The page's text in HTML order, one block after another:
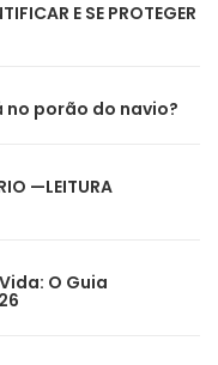
E SE PROTEGER
no porão do navio?
—LEITURA
O Guia